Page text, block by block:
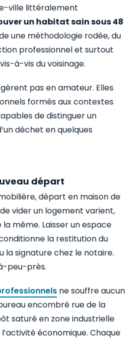
ville littéralement
un habitat sain sous 48
une méthodologie rodée, du
professionnel et surtout
à-vis du voisinage.
pas en amateur. Elles
formés aux contextes
de distinguer un
déchet en quelques
départ
départ en maison de
vider un logement varient,
même. Laisser un espace
la restitution du
la signature chez le notaire.
peu-près.
ne souffre aucun
encombré rue de la
saturé en zone industrielle
économique. Chaque